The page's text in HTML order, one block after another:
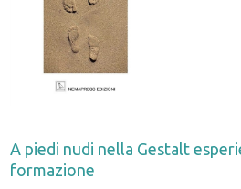
A piedi nudi nella Gestalt
formazione
Allora iscriviti alla
Sarai informato delle
comunque cancellarti
modulo di